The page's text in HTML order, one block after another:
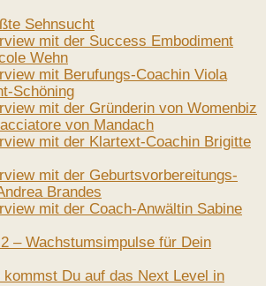
Sehnsucht
mit der Success Embodiment
Wehn
mit Berufungs-Coachin Viola
Schöning
mit der Gründerin von Womenbiz
von Mandach
mit der Klartext-Coachin Brigitte
mit der Geburtsvorbereitungs-
Brandes
mit der Coach-Anwältin Sabine
– Wachstumsimpulse für Dein
kommst Du auf das Next Level in